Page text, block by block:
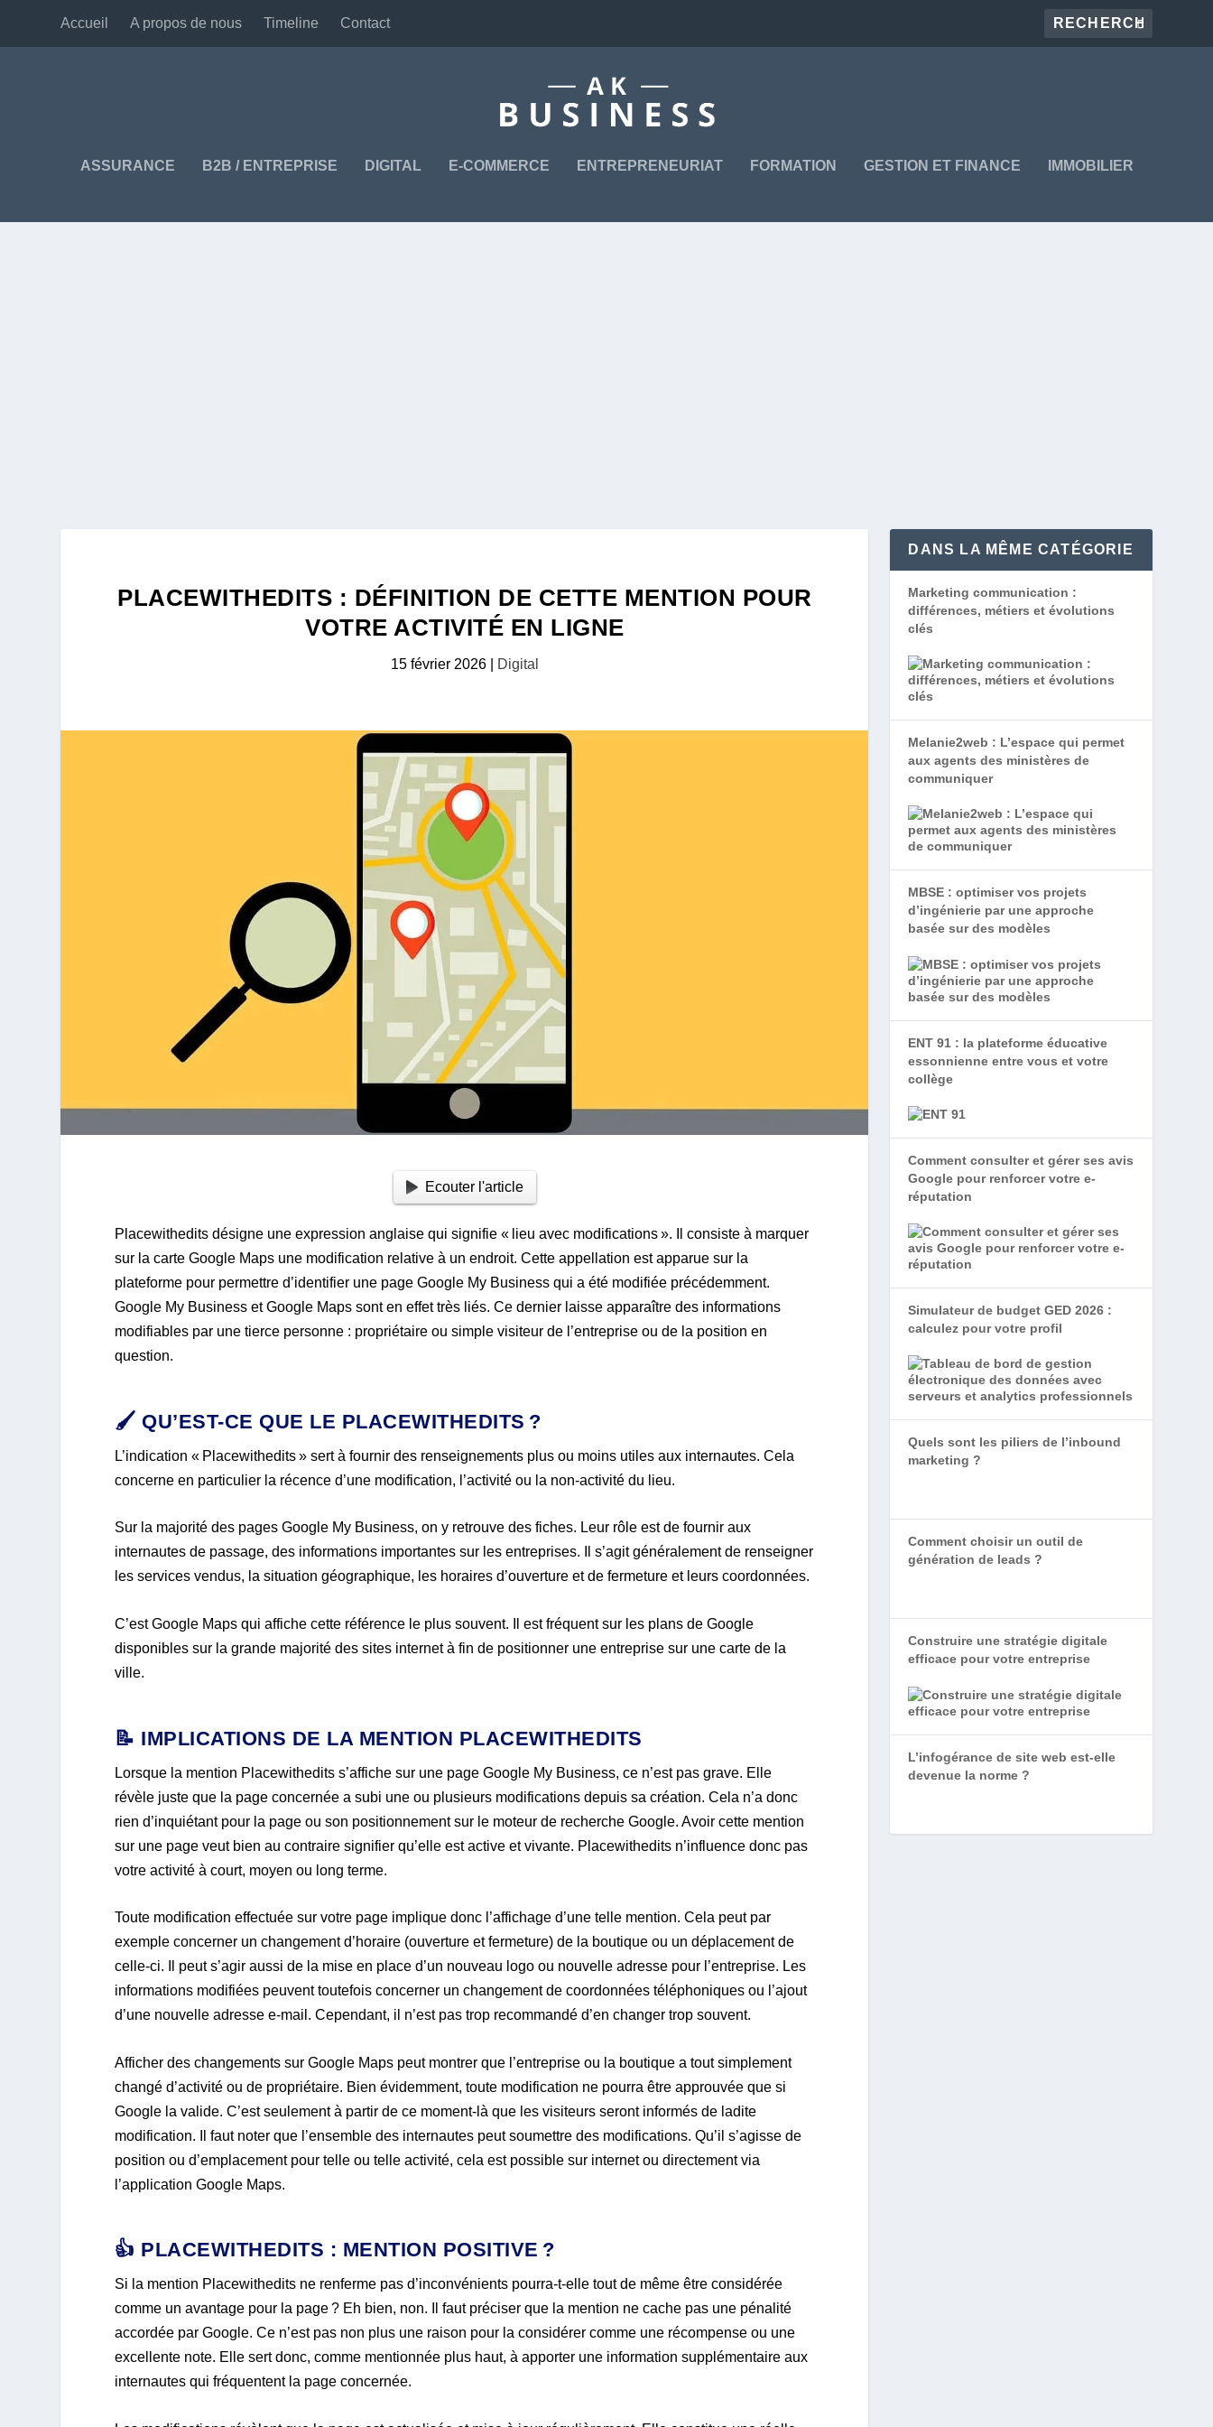
Accueil A propos de nous Timeline Contact
ASSURANCE B2B / ENTREPRISE DIGITAL E-COMMERCE ENTREPRENEURIAT FORMATION GESTION ET FINANCE IMMOBILIER
PLACEWITHEDITS : DÉFINITION DE CETTE MENTION POUR
VOTRE ACTIVITÉ EN LIGNE
15 février 2026| Digital
Ecouter l'article
Placewithedits désigne une expression anglaise qui signifie « lieu avec modifications ». Il consiste à marquer
sur la carte Google Maps une modification relative à un endroit. Cette appellation est apparue sur la
plateforme pour permettre d’identifier une page Google My Business qui a été modifiée précédemment.
Google My Business et Google Maps sont en effet très liés. Ce dernier laisse apparaître des informations
modifiables par une tierce personne : propriétaire ou simple visiteur de l’entreprise ou de la position en
question.
🖌️ QU’EST-CE QUE LE PLACEWITHEDITS ?
L’indication « Placewithedits » sert à fournir des renseignements plus ou moins utiles aux internautes. Cela
concerne en particulier la récence d’une modification, l’activité ou la non-activité du lieu.
Sur la majorité des pages Google My Business, on y retrouve des fiches. Leur rôle est de fournir aux
internautes de passage, des informations importantes sur les entreprises. Il s’agit généralement de renseigner
les services vendus, la situation géographique, les horaires d’ouverture et de fermeture et leurs coordonnées.
C’est Google Maps qui affiche cette référence le plus souvent. Il est fréquent sur les plans de Google
disponibles sur la grande majorité des sites internet à fin de positionner une entreprise sur une carte de la
ville.
📝 IMPLICATIONS DE LA MENTION PLACEWITHEDITS
Lorsque la mention Placewithedits s’affiche sur une page Google My Business, ce n’est pas grave. Elle
révèle juste que la page concernée a subi une ou plusieurs modifications depuis sa création. Cela n’a donc
rien d’inquiétant pour la page ou son positionnement sur le moteur de recherche Google. Avoir cette mention
sur une page veut bien au contraire signifier qu’elle est active et vivante. Placewithedits n’influence donc pas
votre activité à court, moyen ou long terme.
Toute modification effectuée sur votre page implique donc l’affichage d’une telle mention. Cela peut par
exemple concerner un changement d’horaire (ouverture et fermeture) de la boutique ou un déplacement de
celle-ci. Il peut s’agir aussi de la mise en place d’un nouveau logo ou nouvelle adresse pour l’entreprise. Les
informations modifiées peuvent toutefois concerner un changement de coordonnées téléphoniques ou l’ajout
d’une nouvelle adresse e-mail. Cependant, il n’est pas trop recommandé d’en changer trop souvent.
Afficher des changements sur Google Maps peut montrer que l’entreprise ou la boutique a tout simplement
changé d’activité ou de propriétaire. Bien évidemment, toute modification ne pourra être approuvée que si
Google la valide. C’est seulement à partir de ce moment-là que les visiteurs seront informés de ladite
modification. Il faut noter que l’ensemble des internautes peut soumettre des modifications. Qu’il s’agisse de
position ou d’emplacement pour telle ou telle activité, cela est possible sur internet ou directement via
l’application Google Maps.
👍 PLACEWITHEDITS : MENTION POSITIVE ?
Si la mention Placewithedits ne renferme pas d’inconvénients pourra-t-elle tout de même être considérée
comme un avantage pour la page ? Eh bien, non. Il faut préciser que la mention ne cache pas une pénalité
accordée par Google. Ce n’est pas non plus une raison pour la considérer comme une récompense ou une
excellente note. Elle sert donc, comme mentionnée plus haut, à apporter une information supplémentaire aux
internautes qui fréquentent la page concernée.
DANS LA MÊME CATÉGORIE
Marketing communication :
différences, métiers et évolutions
clés
Melanie2web : L’espace qui permet
aux agents des ministères de
communiquer
MBSE : optimiser vos projets
d’ingénierie par une approche
basée sur des modèles
ENT 91 : la plateforme éducative
essonnienne entre vous et votre
collège
Comment consulter et gérer ses avis
Google pour renforcer votre e-
réputation
Simulateur de budget GED 2026 :
calculez pour votre profil
Quels sont les piliers de l’inbound
marketing ?
Comment choisir un outil de
génération de leads ?
Construire une stratégie digitale
efficace pour votre entreprise
L’infogérance de site web est-elle
devenue la norme ?